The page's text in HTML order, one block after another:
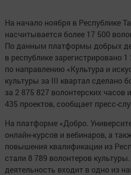
На начало ноября в Республике
насчитывается более 17 500
По данным платформы добрых
в республике зарегистрировано
по направлению «Культура и
культуры за III квартал сделано
за 2 875 827 волонтерских часов
435 проектов, сообщает пресс-
На платформе «Добро.
онлайн-курсов и вебинаров, а
повышения квалификации из
стали 8 789 волонтеров
деятельность входит в одно из